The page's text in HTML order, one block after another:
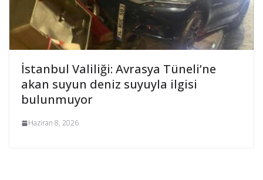
İstanbul Valiliği: Avrasya Tüneli’ne
akan suyun deniz suyuyla ilgisi
bulunmuyor
Haziran 8, 2026